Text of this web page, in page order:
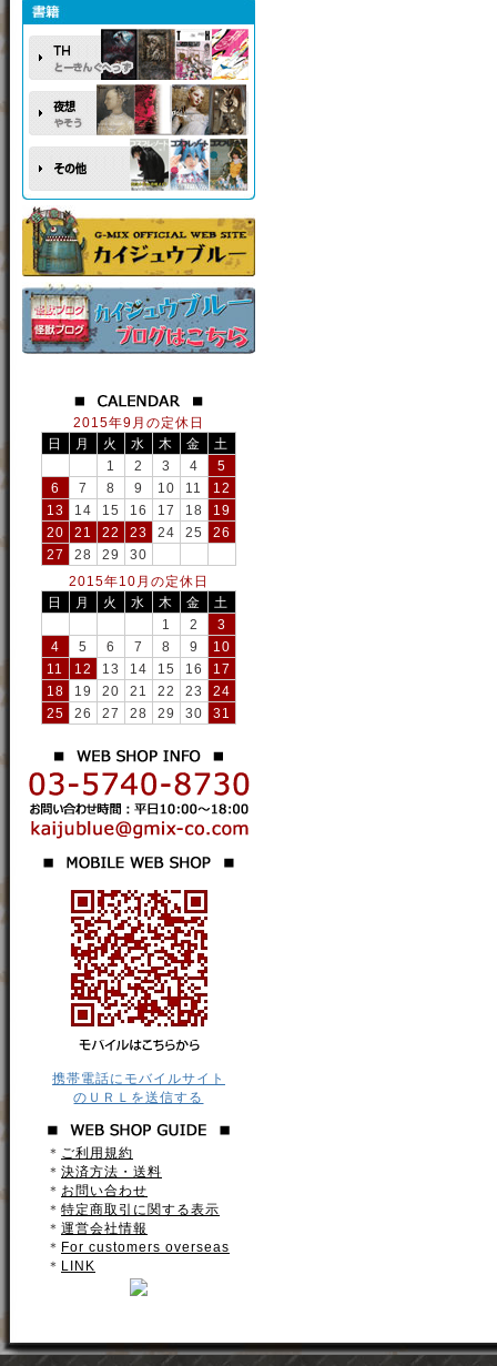
2015年9月の定休日
日
月 火 水 木 金
土
1
2 3 4
5
6
7 8 9 10 11
12
13
14 15 16 17 18
19
20
21 22 23 24 25
26
27
28 29
30
2015年10月の定休日
日
月 火 水 木 金
土
1
2
3
4
5 6 7 8 9
10
11
12 13 14 15 16
17
18
19 20 21 22 23
24
25
26 27 28 29 30 31
携帯電話にモバイルサイト
のＵＲＬを送信する
＊ ご利用規約
＊ 決済方法・送料
＊ お問い合わせ
＊ 特定商取引に関する表示
＊ 運営会社情報
＊ For customers overseas
＊ LINK